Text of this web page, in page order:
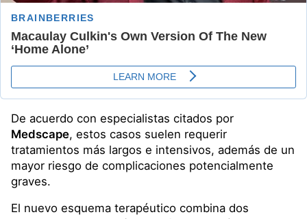
De acuerdo con especialistas citados por
Medscape, estos casos suelen requerir
tratamientos más largos e intensivos, además de un
mayor riesgo de complicaciones potencialmente
graves.
El nuevo esquema terapéutico combina dos